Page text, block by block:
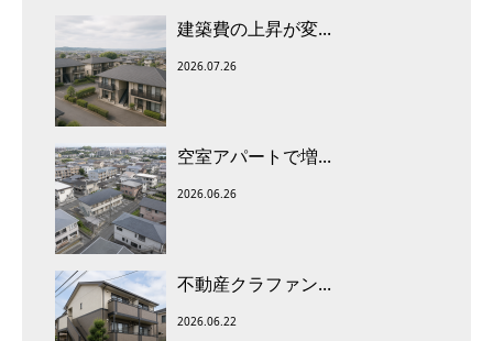
建築費の上昇が変...
2026.07.26
空室アパートで増...
2026.06.26
不動産クラファン...
2026.06.22